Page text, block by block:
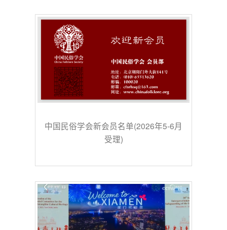
中国民俗学会新会员名单(2026年5-6月
受理)